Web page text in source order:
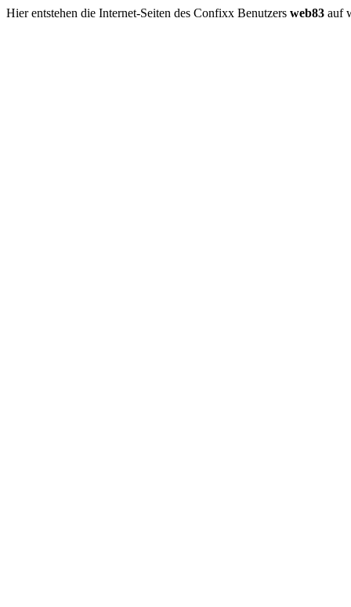
Hier entstehen die Internet-Seiten des Confixx Benutzers web83 auf